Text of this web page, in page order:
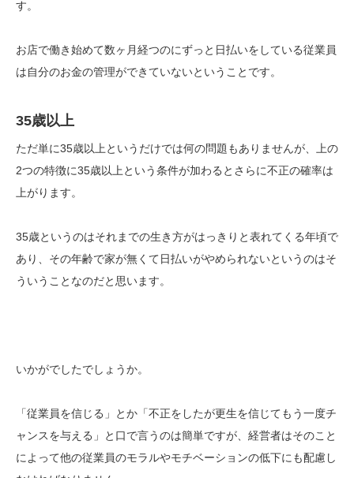
す。
お店で働き始めて数ヶ月経つのにずっと日払いをしている従業員
は自分のお金の管理ができていないということです。
35歳以上
ただ単に35歳以上というだけでは何の問題もありませんが、上の
2つの特徴に35歳以上という条件が加わるとさらに不正の確率は
上がります。
35歳というのはそれまでの生き方がはっきりと表れてくる年頃で
あり、その年齢で家が無くて日払いがやめられないというのはそ
ういうことなのだと思います。
いかがでしたでしょうか。
「従業員を信じる」とか「不正をしたが更生を信じてもう一度チ
ャンスを与える」と口で言うのは簡単ですが、経営者はそのこと
によって他の従業員のモラルやモチベーションの低下にも配慮し